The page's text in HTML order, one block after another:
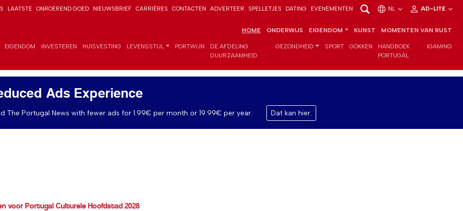
LAATSTE ONROEREND GOED NIEUWSBRIEF CARRIÈRES CONTACTEN ADVERTEER SPELLETJES DATING EVENEMENTEN NL AD-LITE
HOME ONDERWIJS EIGENDOM KUNST MOMENTEN VAN RUST
EIGENDOM INVESTEREN HUISVESTING LEVENSSTIJL PORTWIJN
DE AFDELING
DUURZAAMHEID
GEZONDHEID SPORT GOKKEN
HANDBOEK
PORTUGAL
IGAMING
Ads Experience
The Portugal News with fewer ads for 1.99€ per month or 19.99€ per year. Dat kan hier.
voor Portugal Culturele Hoofdstad 2028